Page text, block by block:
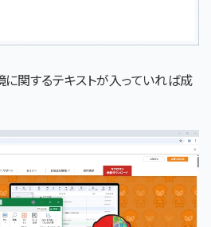
関するテキストが入っていれば成